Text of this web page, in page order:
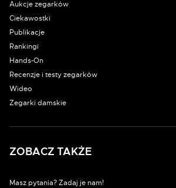
Aukcje zegarków
Ciekawostki
Publikacje
Rankingi
Hands-On
Recenzje i testy zegarków
Wideo
Zegarki damskie
ZOBACZ TAKŻE
Masz pytania? Zadaj je nam!